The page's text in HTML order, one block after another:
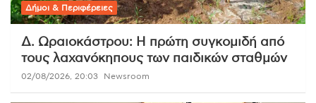
Δήμοι & Περιφέρειες
Δ. Ωραιοκάστρου: Η πρώτη συγκομιδή από
τους λαχανόκηπους των παιδικών σταθμών
02/08/2026, 20:03 Newsroom